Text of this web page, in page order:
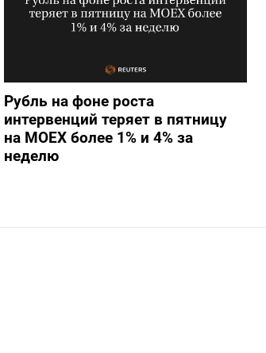
Рубль на фоне роста
интервенций теряет в пятницу
на МОЕХ более 1% и 4% за
неделю